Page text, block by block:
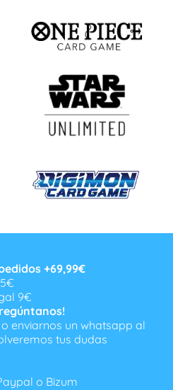
+69,99€
9€
enviarnos un whatsapp al
tus dudas
o Bizum